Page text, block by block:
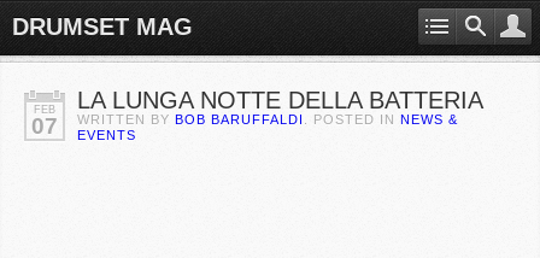
DRUMSET MAG
FEB
07
LA LUNGA NOTTE DELLA BATTERIA
WRITTEN BY BOB BARUFFALDI . POSTED IN NEWS &
EVENTS